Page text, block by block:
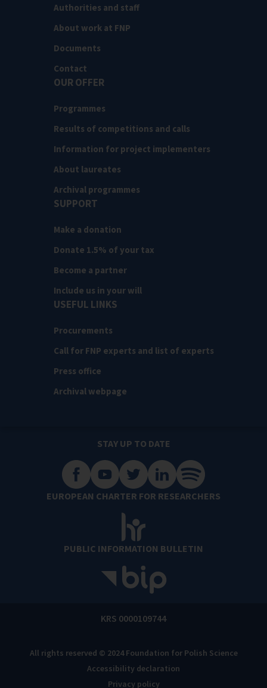
Authorities and staff
About work at FNP
Documents
Contact
OUR OFFER
Programmes
Results of competitions and calls
Information for project implementers
About laureates
Archival programmes
SUPPORT
Make a donation
Donate 1.5% of your tax
Become a partner
Include us in your will
USEFUL LINKS
Procurements
Call for FNP experts and list of experts
Press office
Archival webpage
STAY UP TO DATE
EUROPEAN CHARTER FOR RESEARCHERS
PUBLIC INFORMATION BULLETIN
KRS 0000109744
All rights reserved © 2024 Foundation for Polish Science
Accessibility declaration
Privacy policy